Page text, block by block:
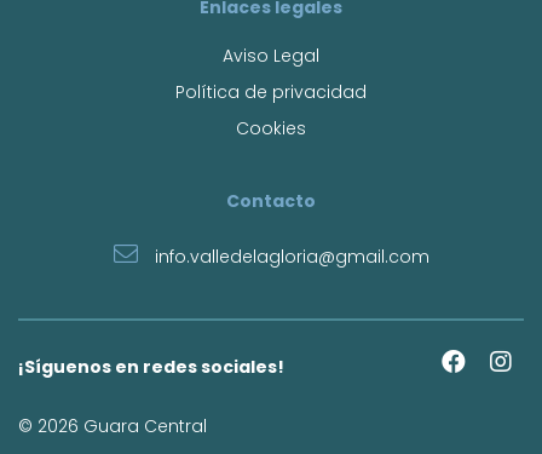
Enlaces legales
Aviso Legal
Política de privacidad
Cookies
Contacto
info.valledelagloria@gmail.com
¡Síguenos en redes sociales!
© 2026 Guara Central